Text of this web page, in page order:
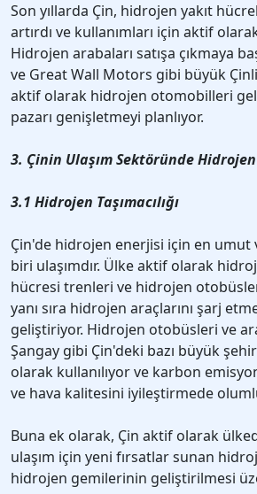
Son yıllarda Çin, hidrojen yakıt
artırdı ve kullanımları için aktif
Hidrojen arabaları satışa çıkmaya
ve Great Wall Motors gibi büyük
aktif olarak hidrojen otomobilleri
pazarı genişletmeyi planlıyor.
3. Çinin Ulaşım Sektöründe
3.1 Hidrojen Taşımacılığı
Çin'de hidrojen enerjisi için en umut
biri ulaşımdır. Ülke aktif olarak
hücresi trenleri ve hidrojen
yanı sıra hidrojen araçlarını şarj
geliştiriyor. Hidrojen otobüsleri ve
Şangay gibi Çin'deki bazı büyük
olarak kullanılıyor ve karbon
ve hava kalitesini iyileştirmede
Buna ek olarak, Çin aktif olarak
ulaşım için yeni fırsatlar sunan
hidrojen gemilerinin geliştirilmesi